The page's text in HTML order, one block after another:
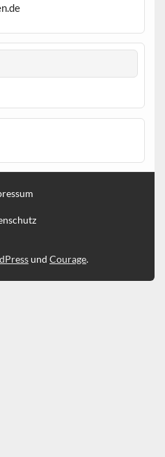
und Courage.